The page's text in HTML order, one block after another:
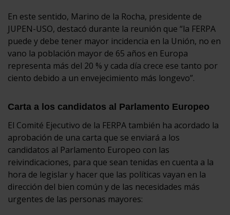
En este sentido, Marino de la Rocha, presidente de
JUPEN-USO, destacó durante la reunión que “la FERPA
puede y debe tener mayor incidencia en la Unión, no en
vano la población mayor de 65 años en Europa
representa más del 20 % y cada día crece ese tanto por
ciento debido a un envejecimiento más longevo”.
Carta a los candidatos al Parlamento Europeo
El Comité Ejecutivo de la FERPA también ha acordado la
aprobación de una carta que se enviará a los
candidatos al Parlamento Europeo con las
reivindicaciones, para que sean tenidas en cuenta a la
hora de legislar y hacer que las políticas vayan en la
dirección del bien común y de las necesidades más
urgentes de las personas mayores: